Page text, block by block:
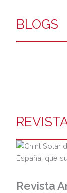
BLOGS
Revista